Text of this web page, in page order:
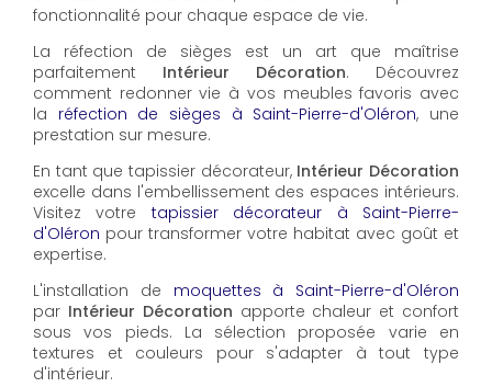
fonctionnalité pour chaque espace de vie.
La réfection de sièges est un art que maîtrise
parfaitement Intérieur Décoration. Découvrez
comment redonner vie à vos meubles favoris avec
la réfection de sièges à Saint-Pierre-d'Oléron, une
prestation sur mesure.
En tant que tapissier décorateur, Intérieur Décoration
excelle dans l'embellissement des espaces intérieurs.
Visitez votre tapissier décorateur à Saint-Pierre-
d'Oléron pour transformer votre habitat avec goût et
expertise.
L'installation de moquettes à Saint-Pierre-d'Oléron
par Intérieur Décoration apporte chaleur et confort
sous vos pieds. La sélection proposée varie en
textures et couleurs pour s'adapter à tout type
d'intérieur.